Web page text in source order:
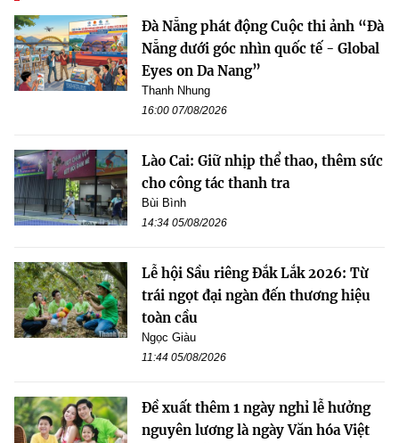
Đà Nẵng phát động Cuộc thi ảnh “Đà
Nẵng dưới góc nhìn quốc tế - Global
Eyes on Da Nang”
Thanh Nhung
16:00 07/08/2026
Lào Cai: Giữ nhịp thể thao, thêm sức
cho công tác thanh tra
Bùi Bình
14:34 05/08/2026
Lễ hội Sầu riêng Đắk Lắk 2026: Từ
trái ngọt đại ngàn đến thương hiệu
toàn cầu
Ngọc Giàu
11:44 05/08/2026
Đề xuất thêm 1 ngày nghỉ lễ hưởng
nguyên lương là ngày Văn hóa Việt